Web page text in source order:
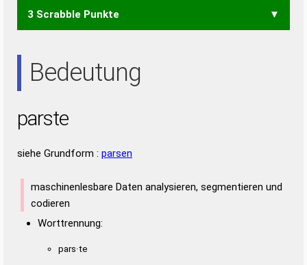
ARTE ASER ASTE ERST
RATS
REST SERA STAR STER
3 Scrabble Punkte
Bedeutung
parste
siehe Grundform : parsen
maschinenlesbare Daten analysieren, segmentieren und
codieren
Worttrennung:
pars·te